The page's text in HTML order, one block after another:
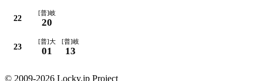
22
[普]岐
20
23
[普]大
01
[普]岐
13
© 2009-2026 Locky.jp Project